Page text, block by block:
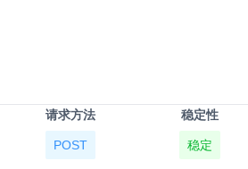
请求方法 稳定性
POST 稳定